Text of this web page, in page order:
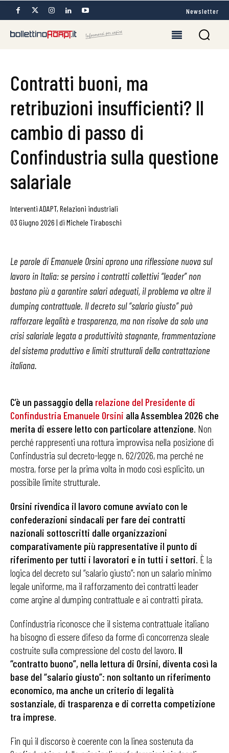
Newsletter
Contratti buoni, ma
retribuzioni insufficienti? Il
cambio di passo di
Confindustria sulla questione
salariale
Interventi ADAPT, Relazioni industriali
03 Giugno 2026 | di Michele Tiraboschi
Le parole di Emanuele Orsini aprono una riflessione nuova sul
lavoro in Italia: se persino i contratti collettivi “leader” non
bastano più a garantire salari adeguati, il problema va oltre il
dumping contrattuale. Il decreto sul “salario giusto” può
rafforzare legalità e trasparenza, ma non risolve da solo una
crisi salariale legata a produttività stagnante, frammentazione
del sistema produttivo e limiti strutturali della contrattazione
italiana.
C’è un passaggio della relazione del Presidente di
Confindustria Emanuele Orsini alla Assemblea 2026 che
merita di essere letto con particolare attenzione. Non
perché rappresenti una rottura improvvisa nella posizione di
Confindustria sul decreto-legge n. 62/2026, ma perché ne
mostra, forse per la prima volta in modo così esplicito, un
possibile limite strutturale.
Orsini rivendica il lavoro comune avviato con le
confederazioni sindacali per fare dei contratti
nazionali sottoscritti dalle organizzazioni
comparativamente più rappresentative il punto di
riferimento per tutti i lavoratori e in tutti i settori. È la
logica del decreto sul “salario giusto”: non un salario minimo
legale uniforme, ma il rafforzamento dei contratti leader
come argine al dumping contrattuale e ai contratti pirata.
Confindustria riconosce che il sistema contrattuale italiano
ha bisogno di essere difeso da forme di concorrenza sleale
costruite sulla compressione del costo del lavoro. Il
“contratto buono”, nella lettura di Orsini, diventa così la
base del “salario giusto”: non soltanto un riferimento
economico, ma anche un criterio di legalità
sostanziale, di trasparenza e di corretta competizione
tra imprese.
Fin qui il discorso è coerente con la linea sostenuta da